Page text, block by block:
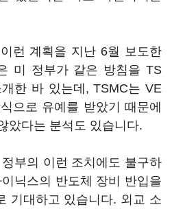
런 계획을 지난 6월 보도한
미 정부가 같은 방침을 TS
한 바 있는데, TSMC는 VE
으로 유예를 받았기 때문에
았다는 분석도 있습니다.
부의 이런 조치에도 불구하
닉스의 반도체 장비 반입을
기대하고 있습니다. 외교 소